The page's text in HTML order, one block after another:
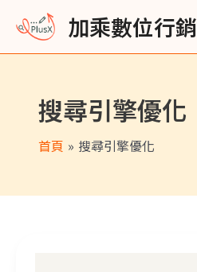
主
加乘數位行銷
搜尋引擎優化
首頁 搜尋引擎優化
彙